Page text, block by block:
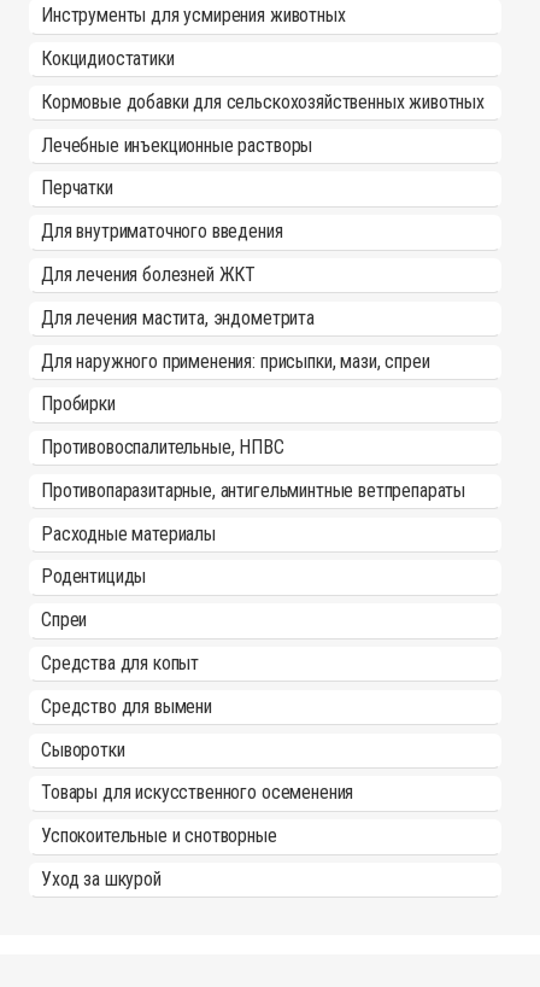
Инструменты для усмирения животных
Кокцидиостатики
Кормовые добавки для сельскохозяйственных животных
Лечебные инъекционные растворы
Перчатки
Для внутриматочного введения
Для лечения болезней ЖКТ
Для лечения мастита, эндометрита
Для наружного применения: присыпки, мази, спреи
Пробирки
Противовоспалительные, НПВС
Противопаразитарные, антигельминтные ветпрепараты
Расходные материалы
Родентициды
Спреи
Средства для копыт
Средство для вымени
Сыворотки
Товары для искусственного осеменения
Успокоительные и снотворные
Уход за шкурой